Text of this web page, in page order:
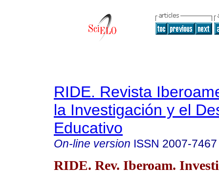
RIDE. Revista
la Investigación y el
Educativo
On-line version ISSN 2007-7467
RIDE. Rev. Iberoam.